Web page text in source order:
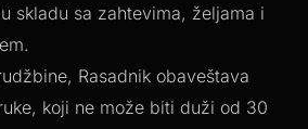
skladu sa zahtevima, željama i
Rasadnik obaveštava
koji ne može biti duži od 30